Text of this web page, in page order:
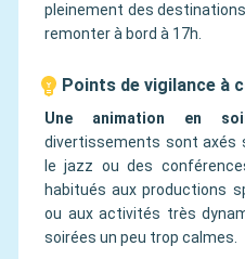
pleinement des
remonter à bord à 17h.
Points de vigilance à
Une animation en
divertissements sont axés
le jazz ou des
habitués aux productions
ou aux activités très
soirées un peu trop calmes.